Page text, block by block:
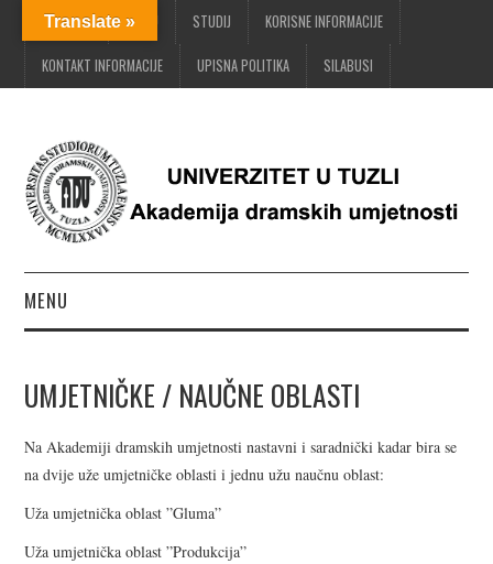
POČETNA O ADU STUDIJ KORISNE INFORMACIJE
KONTAKT INFORMACIJE UPISNA POLITIKA SILABUSI
MENU
O ADU
STUDIJ
KORISNE INFORMACIJE
UMJETNIČKE / NAUČNE OBLASTI
Na Akademiji dramskih umjetnosti nastavni i saradnički kadar bira se
na dvije uže umjetničke oblasti i jednu užu naučnu oblast:
Uža umjetnička oblast ”Gluma”
Uža umjetnička oblast ”Produkcija”
Translate »